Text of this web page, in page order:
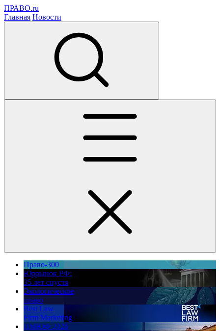
ПРАВО.ru
Главная Новости
Право-300
Юррынок РФ:
35 лет спустя
Экологическое
право
Best Law
Firm Marketing
ПМЮФ 2026